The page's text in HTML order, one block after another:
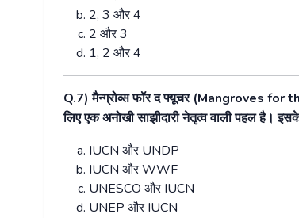
2, 3 और4
2 और3
1, 2 और4
Q.7)मैन्ग्रोव्सफॉरदफ्यूचर(Mangroves for
लिएएकअनोखीसाझीदारीनेतृत्ववालीपहलहै।
IUCN औरUNDP
IUCN औरWWF
UNESCO औरIUCN
UNEP औरIUCN